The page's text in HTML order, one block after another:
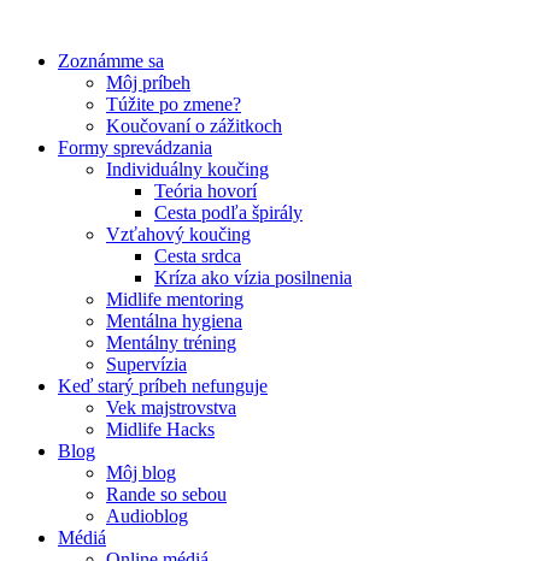
obsah
Zoznámme sa
Môj príbeh
Túžite po zmene?
Koučovaní o zážitkoch
Formy sprevádzania
Individuálny koučing
Teória hovorí
Cesta podľa špirály
Vzťahový koučing
Cesta srdca
Kríza ako vízia posilnenia
Midlife mentoring
Mentálna hygiena
Mentálny tréning
Supervízia
Keď starý príbeh nefunguje
Vek majstrovstva
Midlife Hacks
Blog
Môj blog
Rande so sebou
Audioblog
Médiá